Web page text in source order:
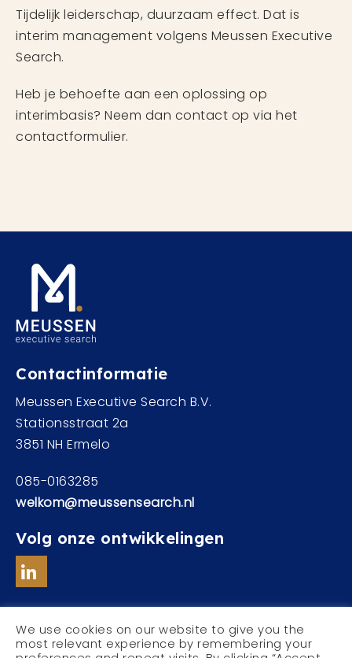
Tijdelijk leiderschap, duurzaam effect. Dat is
interim management volgens Meussen Executive
Search.
Heb je behoefte aan een oplossing op
interimbasis? Neem dan contact op via het
contactformulier.
Contactinformatie
Meussen Executive Search B.V.
Stationsstraat 2a
3851 NH Ermelo
085-0163285
welkom@meussensearch.nl
Volg onze ontwikkelingen
We use cookies on our website to give you the
most relevant experience by remembering your